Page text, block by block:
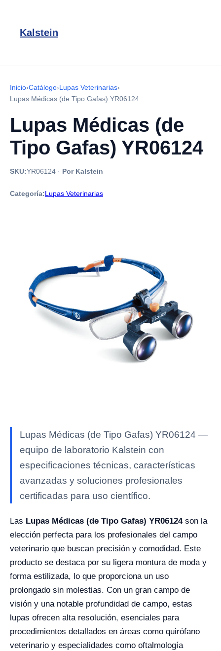
Kalstein
Inicio›Catálogo›Lupas Veterinarias›
Lupas Médicas (de Tipo Gafas) YR06124
Lupas Médicas (de
Tipo Gafas) YR06124
SKU:YR06124 · Por Kalstein
Categoría:Lupas Veterinarias
Lupas Médicas (de Tipo Gafas) YR06124 —
equipo de laboratorio Kalstein con
especificaciones técnicas, características
avanzadas y soluciones profesionales
certificadas para uso científico.
Las Lupas Médicas (de Tipo Gafas) YR06124son la
elección perfecta para los profesionales del campo
veterinario que buscan precisión y comodidad. Este
producto se destaca por su ligera montura de moda y
forma estilizada, lo que proporciona un uso
prolongado sin molestias. Con un gran campo de
visión y una notable profundidad de campo, estas
lupas ofrecen alta resolución, esenciales para
procedimientos detallados en áreas como quirófano
veterinario y especialidades como oftalmología